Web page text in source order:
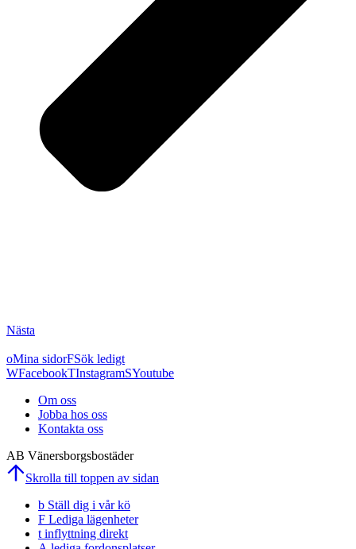
Nästa
Mina sidor Sök ledigt
Facebook Instagram Youtube
Om oss
Jobba hos oss
Kontakta oss
AB Vänersborgsbostäder
Skrolla till toppen av sidan
Ställ dig i vår kö
Lediga lägenheter
inflyttning direkt